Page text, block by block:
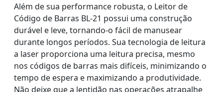
Além de sua performance robusta, o Leitor de
Código de Barras BL-21 possui uma construção
durável e leve, tornando-o fácil de manusear
durante longos períodos. Sua tecnologia de leitura
a laser proporciona uma leitura precisa, mesmo
nos códigos de barras mais difíceis, minimizando o
tempo de espera e maximizando a produtividade.
Não deixe que a lentidão nas operações atrapalhe